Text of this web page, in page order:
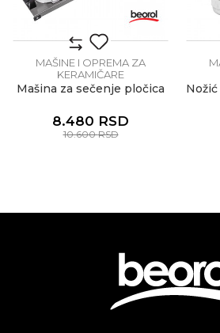
MAŠINE I OPREMA ZA
KERAMIČARE
Mašina za sečenje pločica
8.480 RSD
10.600RSD